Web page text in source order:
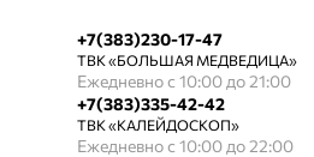
+7(383)230-17-47
ТВК «БОЛЬШАЯ МЕДВЕДИЦА»
Ежедневно с 10:00 до 21:00
+7(383)335-42-42
ТВК «КАЛЕЙДОСКОП»
Ежедневно с 10:00 до 22:00